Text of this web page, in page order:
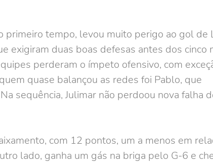
primeiro tempo, levou muito perigo ao gol de
exigiram duas boas defesas antes dos cinco
perderam o ímpeto ofensivo, com
quase balançou as redes foi Pablo, que
sequência, Julimar não perdoou nova falha
com 12 pontos, um a menos em
lado, ganha um gás na briga pelo G-6 e